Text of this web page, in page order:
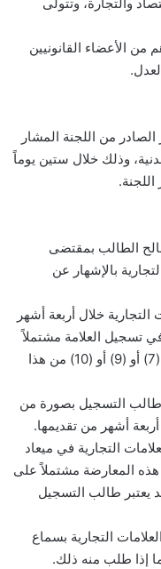
من الأعضاء القانونيين
من اللجنة المشار
وذلك خلال ستين يوماً
الطالب بمقتضى
التجارية بالإشهار عن
خلال أربعة أشهر
في تسجيل العلامة مشتملاً
على أسباب المعارضة استناداً الى المواد (7) أو (9) أو (10) من هذا
طالب التسجيل بصورة من
أشهر من تقديمها.
التجارية في ميعاد
هذه المعارضة مشتملاً على
يعتبر طالب التسجيل
التجارية بسماع
إذا طلب منه ذلك.